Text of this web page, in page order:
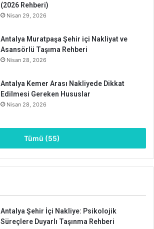
(2026 Rehberi)
Nisan 29, 2026
Antalya Muratpaşa Şehir içi Nakliyat ve
Asansörlü Taşıma Rehberi
Nisan 28, 2026
Antalya Kemer Arası Nakliyede Dikkat
Edilmesi Gereken Hususlar
Nisan 28, 2026
Tümü (55)
Antalya Şehir İçi Nakliye: Psikolojik
Süreçlere Duyarlı Taşınma Rehberi